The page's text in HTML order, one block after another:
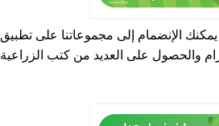
الإنضمام إلى مجموعاتنا على تطبيق